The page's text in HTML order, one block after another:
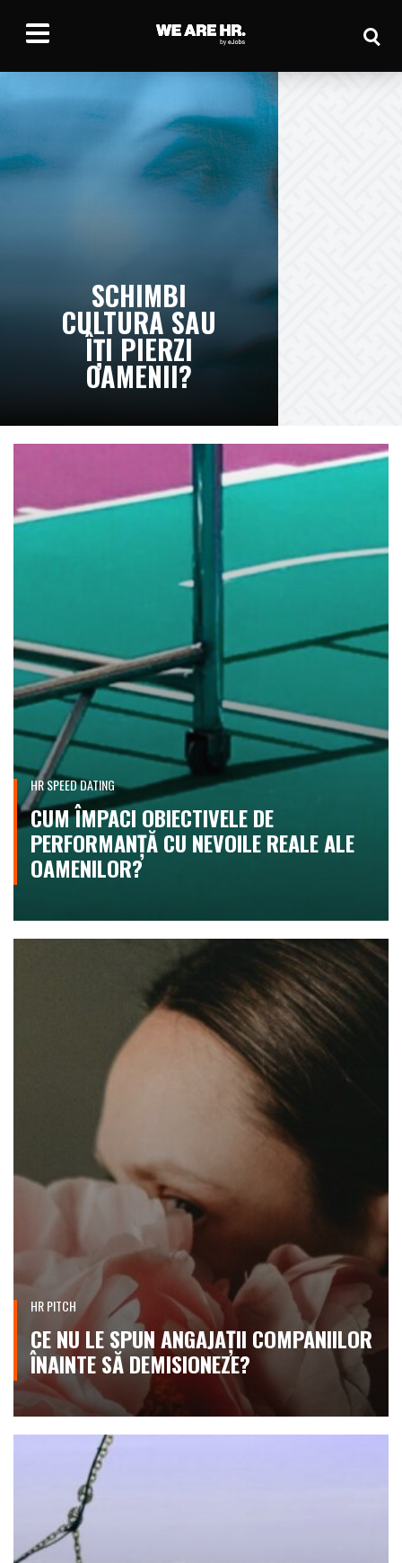
SCHIMBI
CULTURA SAU
ÎȚI PIERZI
OAMENII?
HR SPEED DATING
CUM ÎMPACI OBIECTIVELE DE
PERFORMANȚĂ CU NEVOILE REALE ALE
OAMENILOR?
HR PITCH
CE NU LE SPUN ANGAJAȚII COMPANIILOR
ÎNAINTE SĂ DEMISIONEZE?